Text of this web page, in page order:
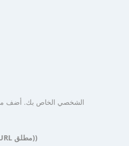
Domain list (if images are loaded via absolute URL) (قائمة المجال (إذا تم تحميل الصور عبر عنوان URL مطلق))